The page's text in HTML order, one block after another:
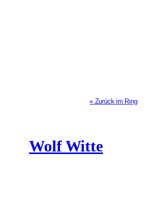
« Zurück im Ring
Wolf Witte